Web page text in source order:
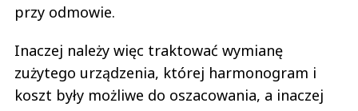
przy odmowie.
Inaczej należy więc traktować wymianę
zużytego urządzenia, której harmonogram i
koszt były możliwe do oszacowania, a inaczej